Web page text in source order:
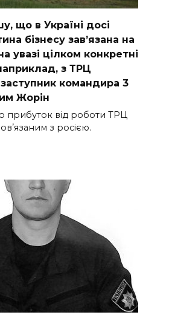
що в Україні досі
бізнесу завʼязана на
увазі цілком конкретні
з ТРЦ
командира 3
Жорін
прибуток від роботи ТРЦ
з росією.